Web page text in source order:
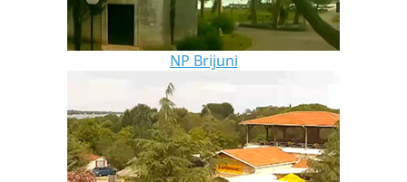
NP Brijuni